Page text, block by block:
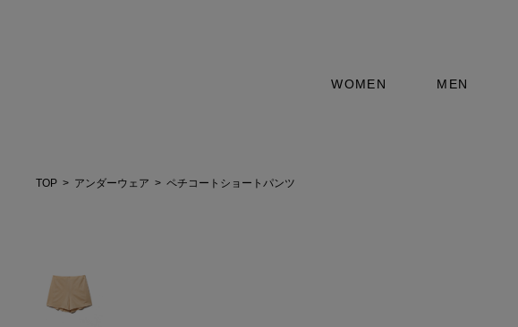
WOMEN MEN
TOP アンダーウェア ペチコートショートパンツ